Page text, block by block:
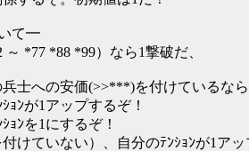
て━
*77 *88 *99）なら1撃破だ、
士への安価(>>***)を付けているなら
ﾝが1アップするぞ！
ﾝを1にするぞ！
けていない）、自分のﾃﾝｼｮﾝが1アッ